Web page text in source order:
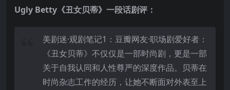
Ugly Betty《丑女贝蒂》一段话剧评：
美剧迷·观剧笔记1：豆瓣网友·职场剧爱好者：
《丑女贝蒂》不仅仅是一部时尚剧，更是一部
关于自我认同和人性尊严的深度作品。贝蒂在
时尚杂志工作的经历，让她不断面对外表至上